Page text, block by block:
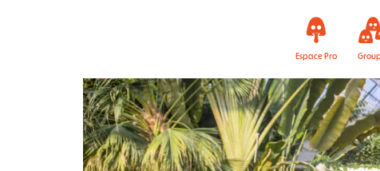
Espace Pro